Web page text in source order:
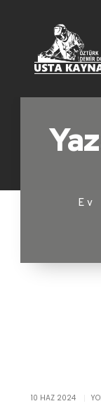
Ev
10 HAZ 2024